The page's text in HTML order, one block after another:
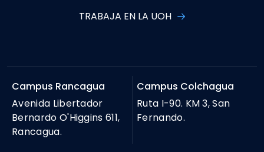
TRABAJA EN LA UOH
Campus Rancagua
Avenida Libertador
Bernardo O'Higgins 611,
Rancagua.
Campus Colchagua
Ruta I-90. KM 3, San
Fernando.